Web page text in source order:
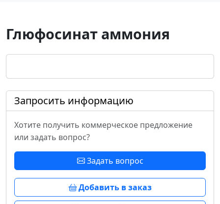
Глюфосинат аммония
Запросить информацию
Хотите получить коммерческое предложение
или задать вопрос?
Задать вопрос
Добавить в заказ